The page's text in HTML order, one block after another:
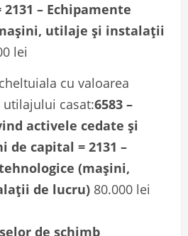
– Echipamente
utilaje și instalații
lei
cu valoarea
casat:6583 –
activele cedate și
capital = 2131 –
(mașini,
de lucru) 80.000 lei
de schimb